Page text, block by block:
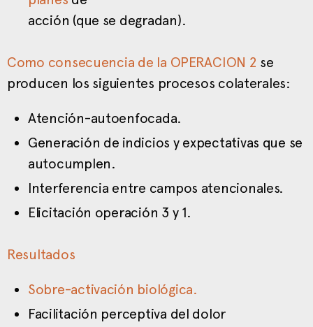
acción (que se degradan).
Como consecuencia de la OPERACION 2 se
producen los siguientes procesos colaterales:
Atención-autoenfocada.
Generación de indicios y expectativas que se
autocumplen.
Interferencia entre campos atencionales.
Elicitación operación 3 y 1.
Resultados
Sobre-activación biológica.
Facilitación perceptiva del dolor